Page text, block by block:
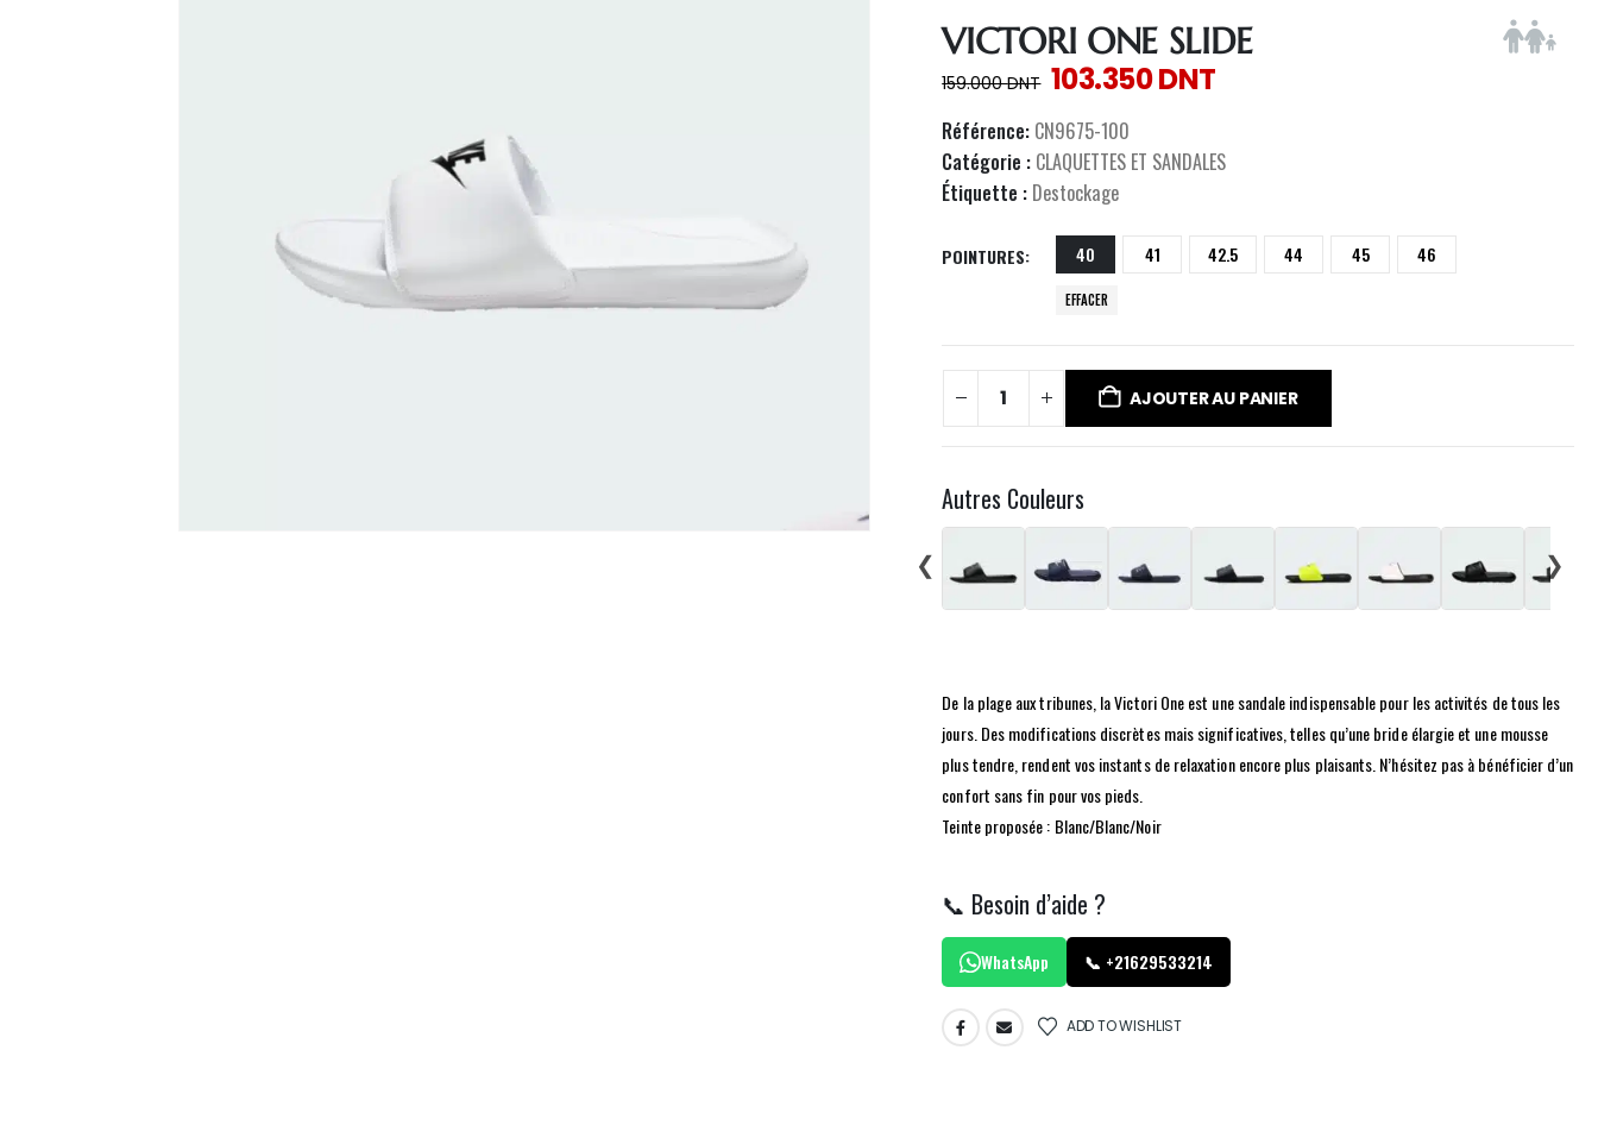
VICTORI ONE SLIDE
159.000DNT 103.350DNT
Référence: CN9675-100
Catégorie : CLAQUETTES ET SANDALES
Étiquette : Destockage
POINTURES 40 41 42.5 44 45 46
EFFACER
AJOUTER AU PANIER
Autres Couleurs
❮
❯
De la plage aux tribunes, la Victori One est une sandale indispensable pour les activités de tous les
jours. Des modifications discrètes mais significatives, telles qu’une bride élargie et une mousse
plus tendre, rendent vos instants de relaxation encore plus plaisants. N’hésitez pas à bénéficier d’un
confort sans fin pour vos pieds.
Teinte proposée : Blanc/Blanc/Noir
📞 Besoin d’aide ?
WhatsApp 📞 +21629533214
ADD TO WISHLIST